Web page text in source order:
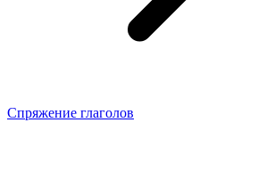
Спряжение глаголов